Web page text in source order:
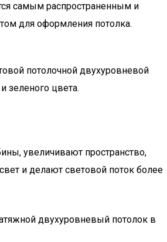
самым распространенным и
для оформления потолка.
потолочной двухуровневой
зеленого цвета.
увеличивают пространство,
и делают световой поток более
двухуровневый потолок в